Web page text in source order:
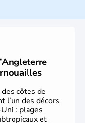
constitutives du
plus de 50 millions
à elle seule, près de
pays s’est créé au
desAngles
démocratie
développement à
côtes de
l’un des décors
: plages
et